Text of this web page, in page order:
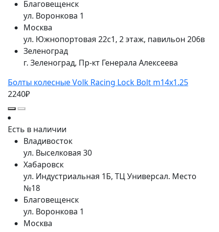
Благовещенск
ул. Воронкова 1
Москва
ул. Южнопортовая 22с1, 2 этаж, павильон 206в
Зеленоград
г. Зеленоград, Пр-кт Генерала Алексеева
Болты колесные Volk Racing Lock Bolt m14x1.25
2240₽
Есть в наличии
Владивосток
ул. Выселковая 30
Хабаровск
ул. Индустриальная 1Б, ТЦ Универсал. Место
№18
Благовещенск
ул. Воронкова 1
Москва